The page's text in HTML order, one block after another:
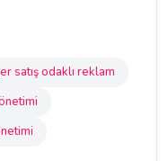
satış odaklı reklam